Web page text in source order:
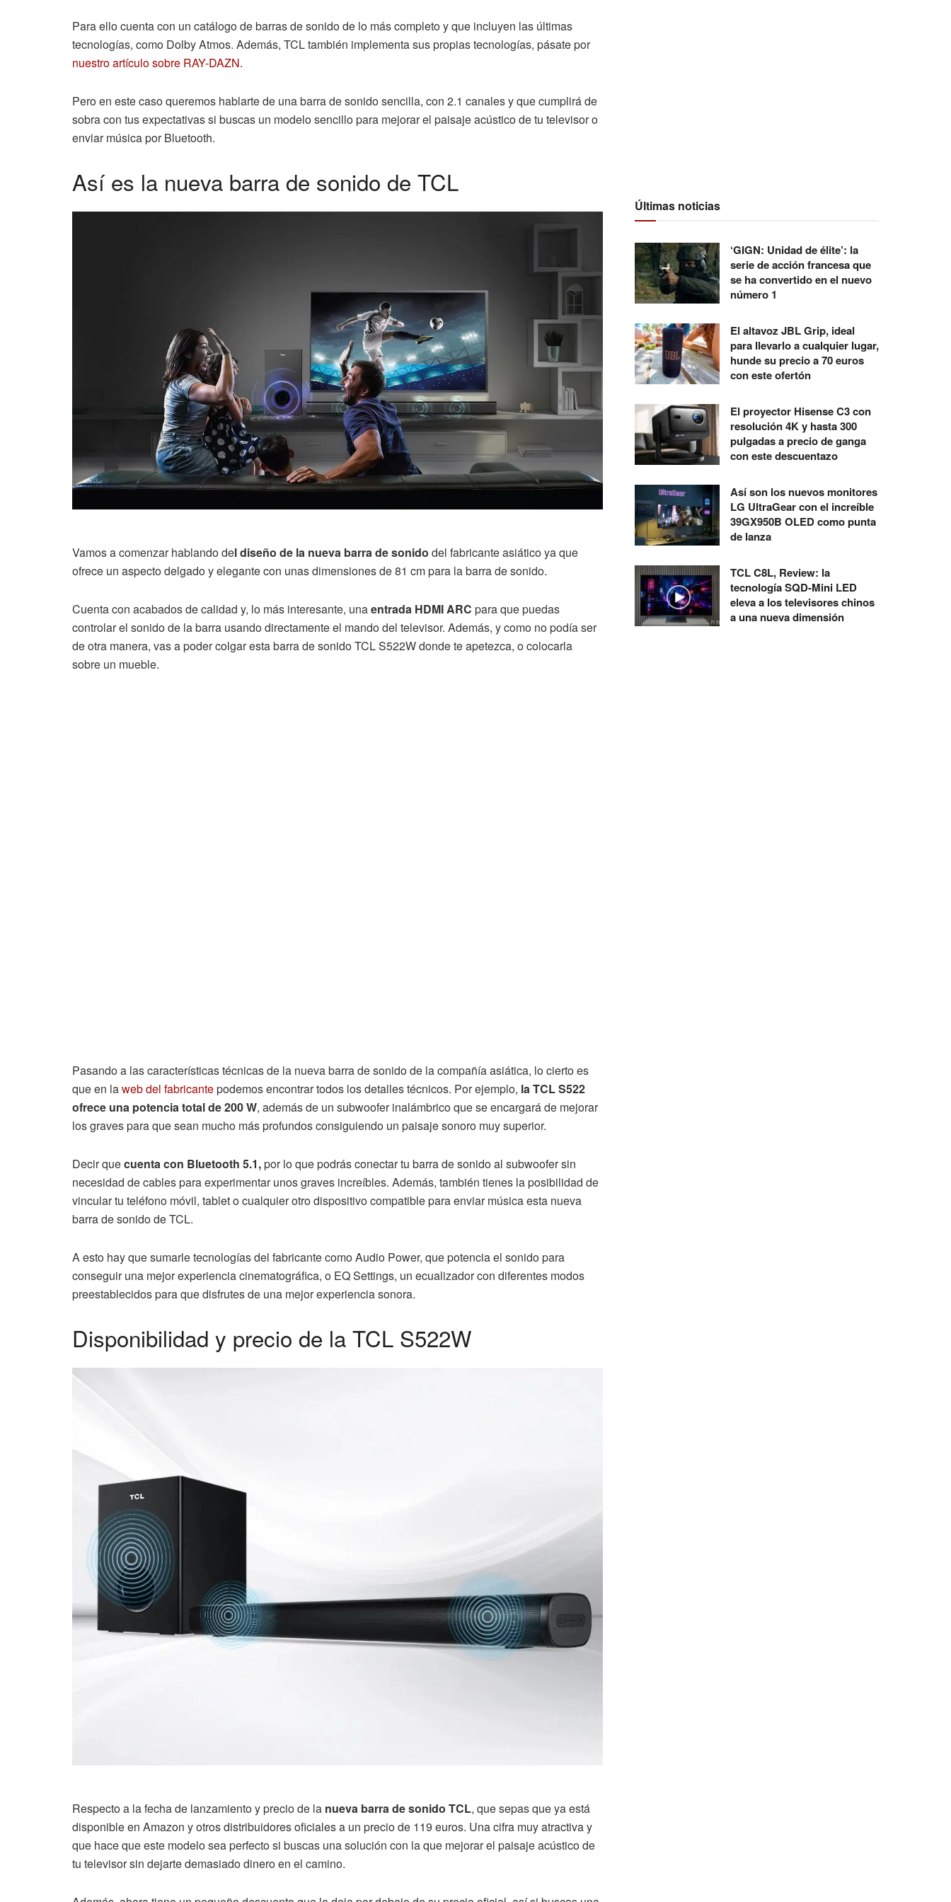
Para ello cuenta con un catálogo de barras de sonido de lo más completo y que incluyen las últimas
tecnologías, como Dolby Atmos. Además, TCL también implementa sus propias tecnologías, pásate por
nuestro artículo sobre RAY-DAZN.
Pero en este caso queremos hablarte de una barra de sonido sencilla, con 2.1 canales y que cumplirá de
sobra con tus expectativas si buscas un modelo sencillo para mejorar el paisaje acústico de tu televisor o
enviar música por Bluetooth.
Así es la nueva barra de sonido de TCL
Vamos a comenzar hablando del diseño de la nueva barra de sonido del fabricante asiático ya que
ofrece un aspecto delgado y elegante con unas dimensiones de 81 cm para la barra de sonido.
Cuenta con acabados de calidad y, lo más interesante, unaentrada HDMI ARC para que puedas
controlar el sonido de la barra usando directamente el mando del televisor. Además, y como no podía ser
de otra manera, vas a poder colgar esta barra de sonido TCL S522W donde te apetezca, o colocarla
sobre un mueble.
Pasando a las características técnicas de la nueva barra de sonido de la compañía asiática, lo cierto es
que en laweb del fabricantepodemos encontrar todos los detalles técnicos. Por ejemplo, la TCL S522
ofrece una potencia total de 200 W, además de un subwoofer inalámbrico que se encargará de mejorar
los graves para que sean mucho más profundos consiguiendo un paisaje sonoro muy superior.
Decir quecuenta con Bluetooth 5.1,por lo que podrás conectar tu barra de sonido al subwoofer sin
necesidad de cables para experimentar unos graves increíbles. Además, también tienes la posibilidad de
vincular tu teléfono móvil, tablet o cualquier otro dispositivo compatible para enviar música esta nueva
barra de sonido de TCL.
A esto hay que sumarle tecnologías del fabricante como Audio Power, que potencia el sonido para
conseguir una mejor experiencia cinematográfica, o EQ Settings, un ecualizador con diferentes modos
preestablecidos para que disfrutes de una mejor experiencia sonora.
Disponibilidad y precio de la TCL S522W
Respecto a la fecha de lanzamiento y precio de la nueva barra de sonido TCL, que sepas que ya está
disponible en Amazon y otros distribuidores oficiales a un precio de 119 euros. Una cifra muy atractiva y
que hace que este modelo sea perfecto si buscas una solución con la que mejorar el paisaje acústico de
tu televisor sin dejarte demasiado dinero en el camino.
Últimas noticias
‘GIGN: Unidad de élite’: la
serie de acción francesa que
se ha convertido en el nuevo
número 1
El altavoz JBL Grip, ideal
para llevarlo a cualquier lugar,
hunde su precio a 70 euros
con este ofertón
El proyector Hisense C3 con
resolución 4K y hasta 300
pulgadas a precio de ganga
con este descuentazo
Así son los nuevos monitores
LG UltraGear con el increíble
39GX950B OLED como punta
de lanza
TCL C8L, Review: la
tecnología SQD-Mini LED
eleva a los televisores chinos
a una nueva dimensión